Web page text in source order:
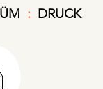
: DRUCK